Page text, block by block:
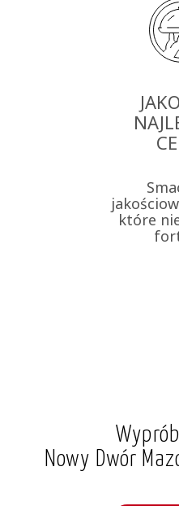
które
Nowy Dwór